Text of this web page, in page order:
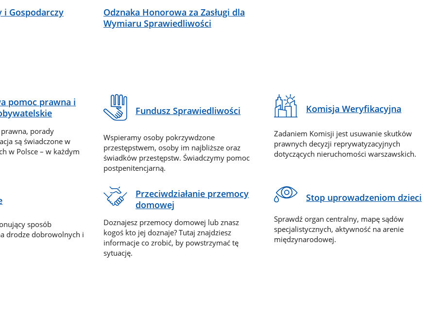
i Gospodarczy
Odznaka Honorowa za Zasługi dla
Wymiaru Sprawiedliwości
pomoc prawna i
porady
są świadczone w
w Polsce – w każdym
Fundusz Sprawiedliwości
Wspieramy osoby pokrzywdzone
przestępstwem, osoby im najbliższe oraz
świadków przestępstw. Świadczymy pomoc
postpenitencjarną.
Komisja Weryfikacyjna
Zadaniem Komisji jest usuwanie skutków
prawnych decyzji reprywatyzacyjnych
dotyczących nieruchomości warszawskich.
sposób
drodze dobrowolnych i
Przeciwdziałanie przemocy
domowej
Doznajesz przemocy domowej lub znasz
kogoś kto jej doznaje? Tutaj znajdziesz
informacje co zrobić, by powstrzymać tę
sytuację.
Stop uprowadzeniom dzieci
Sprawdź organ centralny, mapę sądów
specjalistycznych, aktywność na arenie
międzynarodowej.